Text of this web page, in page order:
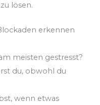
lösen.
erkennen
meisten gestresst?
du, obwohl du
wenn etwas